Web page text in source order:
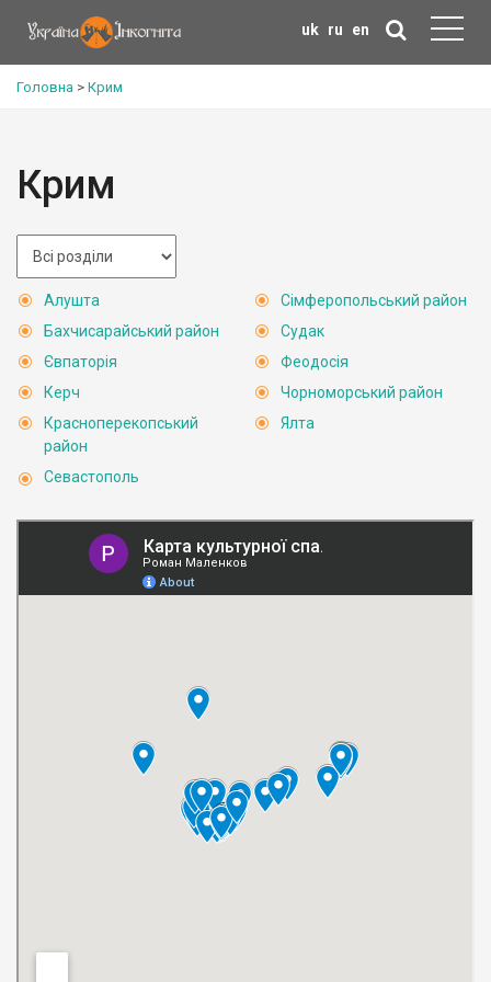
uk ru en
Головна > Крим
Крим
Алушта
Бахчисарайський район
Євпаторія
Керч
Красноперекопський
район
Севастополь
Сімферопольський район
Судак
Феодосія
Чорноморський район
Ялта